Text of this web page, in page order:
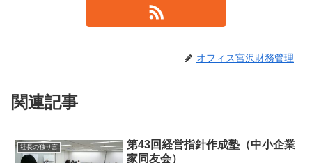
オフィス宮沢財務管理
関連記事
社長の独り言
第43回経営指針作成塾（中小企業
家同友会）